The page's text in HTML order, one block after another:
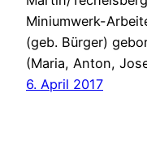
Miniumwerk-
(geb. Bürger)
(Maria, Anton,
6. April 2017